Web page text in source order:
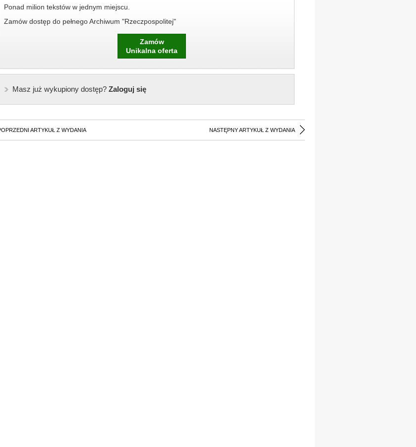
Ponad milion tekstów w jednym miejscu.
Zamów dostęp do pełnego Archiwum "Rzeczpospolitej"
Zamów
Unikalna oferta
Masz już wykupiony dostęp?Zaloguj się
ARTYKUŁ Z WYDANIA NASTĘPNY ARTYKUŁ Z WYDANIA